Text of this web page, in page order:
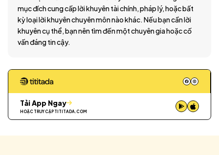
mục đích cung cấp lời khuyên tài chính, pháp lý, hoặc bất
kỳ loại lời khuyên chuyên môn nào khác. Nếu bạn cần lời
khuyên cụ thể, bạn nên tìm đến một chuyên gia hoặc cố
vấn đáng tin cậy.
Tải App Ngay
HOẶC TRUY CẬP TITITADA.COM